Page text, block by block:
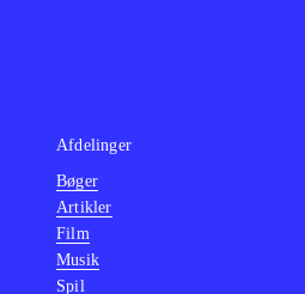
Afdelinger
Bøger
Artikler
Film
Musik
Spil